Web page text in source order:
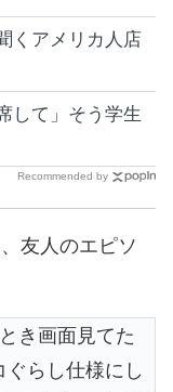
くアメリカ人店
して」そう学生
Recommended by
友人のエピソ
き画面見てた
らし仕様にし